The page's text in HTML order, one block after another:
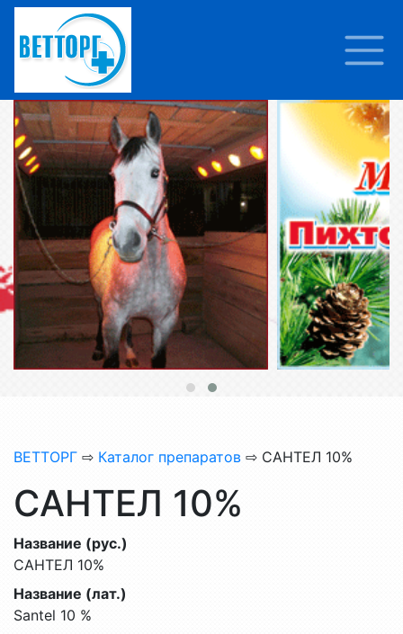
ВЕТТОРГ ⇨ Каталог препаратов ⇨ САНТЕЛ 10%
САНТЕЛ 10%
Название (рус.)
САНТЕЛ 10%
Название (лат.)
Santel 10 %